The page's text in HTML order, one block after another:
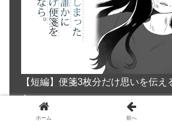
【短編】便箋3枚分だけ思いを伝え
ら
ホーム 前へ